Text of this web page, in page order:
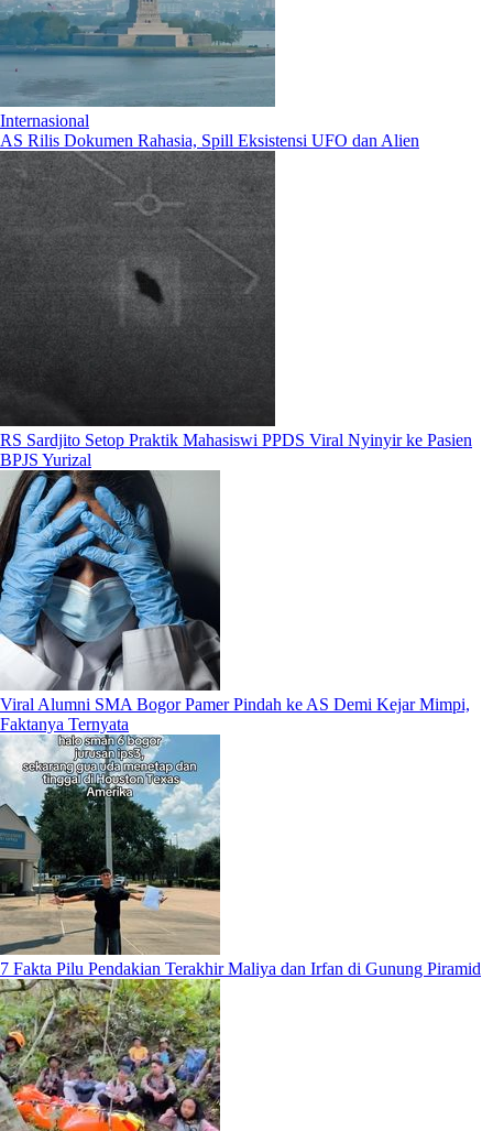
Internasional
AS Rilis Dokumen Rahasia, Spill Eksistensi UFO dan Alien
RS Sardjito Setop Praktik Mahasiswi PPDS Viral Nyinyir ke Pasien
BPJS Yurizal
Viral Alumni SMA Bogor Pamer Pindah ke AS Demi Kejar Mimpi,
Faktanya Ternyata
7 Fakta Pilu Pendakian Terakhir Maliya dan Irfan di Gunung Piramid